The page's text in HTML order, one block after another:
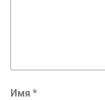
Имя *